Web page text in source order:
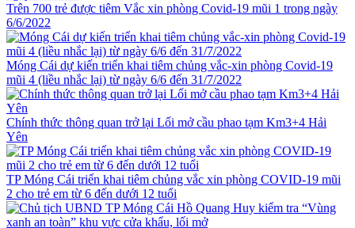
Trên 700 trẻ được tiêm Vắc xin phòng Covid-19 mũi 1 trong ngày
6/6/2022
Móng Cái dự kiến triển khai tiêm chủng vắc-xin phòng Covid-19
mũi 4 (liều nhắc lại) từ ngày 6/6 đến 31/7/2022
Chính thức thông quan trở lại Lối mở cầu phao tạm Km3+4 Hải
Yên
TP Móng Cái triển khai tiêm chủng vắc xin phòng COVID-19 mũi
2 cho trẻ em từ 6 đến dưới 12 tuổi